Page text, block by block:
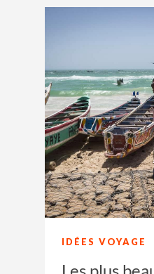
IDÉES VOYAGE